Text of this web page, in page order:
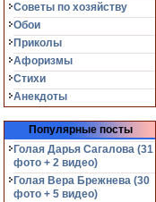
Советы по хозяйству
Обои
Приколы
Афоризмы
Стихи
Анекдоты
Популярные посты
Голая Дарья Сагалова (31
фото + 2 видео)
Голая Вера Брежнева (30
фото + 5 видео)